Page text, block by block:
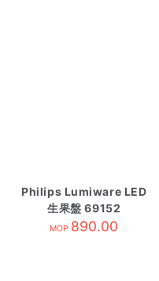
Philips Lumiware LED
生果盤 69152
MOP 890.00